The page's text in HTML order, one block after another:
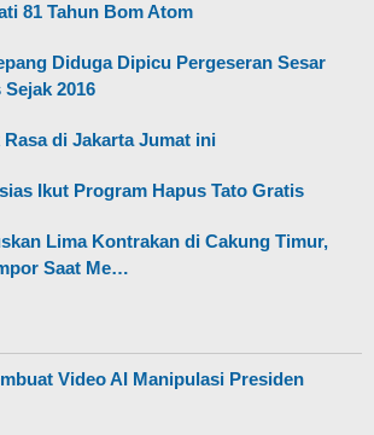
81 Tahun Bom Atom
Diduga Dipicu Pergeseran Sesar
2016
di Jakarta Jumat ini
Ikut Program Hapus Tato Gratis
Lima Kontrakan di Cakung Timur,
Saat Me…
Video AI Manipulasi Presiden